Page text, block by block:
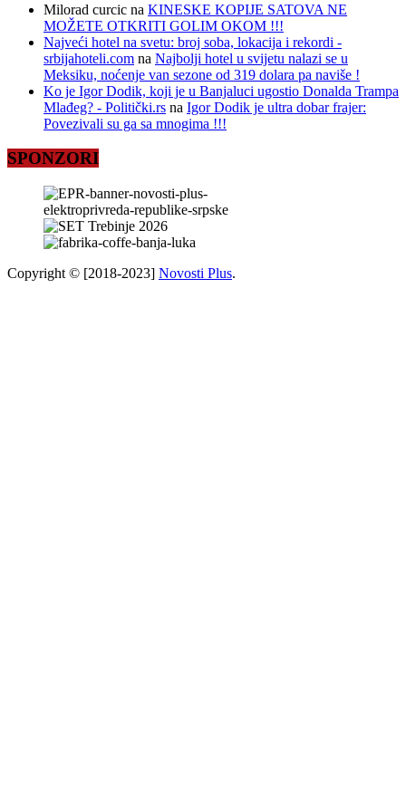
Milorad curcic na KINESKE KOPIJE SATOVA NE
MOŽETE OTKRITI GOLIM OKOM !!!
Najveći hotel na svetu: broj soba, lokacija i rekordi -
srbijahoteli.com na Najbolji hotel u svijetu nalazi se u
Meksiku, noćenje van sezone od 319 dolara pa naviše !
Ko je Igor Dodik, koji je u Banjaluci ugostio Donalda Trampa
Mlađeg? - Politički.rs na Igor Dodik je ultra dobar frajer:
Povezivali su ga sa mnogima !!!
SPONZORI
Copyright © [2018-2023] Novosti Plus.